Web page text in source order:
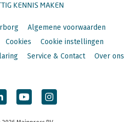
KENNIS MAKEN
Algemene voorwaarden
Cookies
Cookie instellingen
Service & Contact Over ons